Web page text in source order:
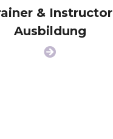
& Instructor
Ausbildung